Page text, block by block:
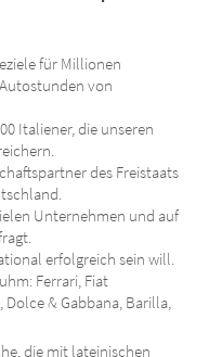
für Millionen
von
Italiener, die unseren
des Freistaats
Unternehmen und auf
erfolgreich sein will.
Ferrari, Fiat
Dolce & Gabbana, Barilla,
die mit lateinischen